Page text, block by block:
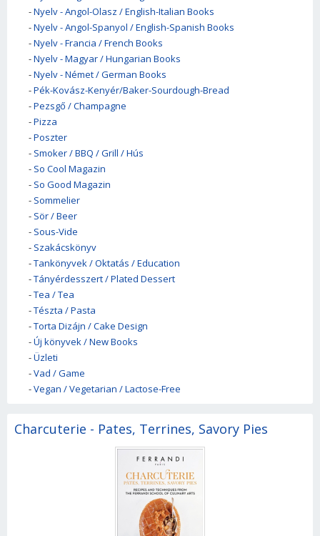
-Nyelv - Angol-Olasz / English-Italian Books
-Nyelv - Angol-Spanyol / English-Spanish Books
-Nyelv - Francia / French Books
-Nyelv - Magyar / Hungarian Books
-Nyelv - Német / German Books
-Pék-Kovász-Kenyér/Baker-Sourdough-Bread
-Pezsgő / Champagne
-Pizza
-Poszter
- Smoker / BBQ / Grill / Hús
- So Cool Magazin
- So Good Magazin
- Sommelier
- Sör / Beer
- Sous-Vide
- Szakácskönyv
-Tankönyvek / Oktatás / Education
-Tányérdesszert / Plated Dessert
-Tea / Tea
-Tészta / Pasta
-Torta Dizájn / Cake Design
-Új könyvek / New Books
-Üzleti
-Vad / Game
-Vegan / Vegetarian / Lactose-Free
Charcuterie - Pates, Terrines, Savory Pies